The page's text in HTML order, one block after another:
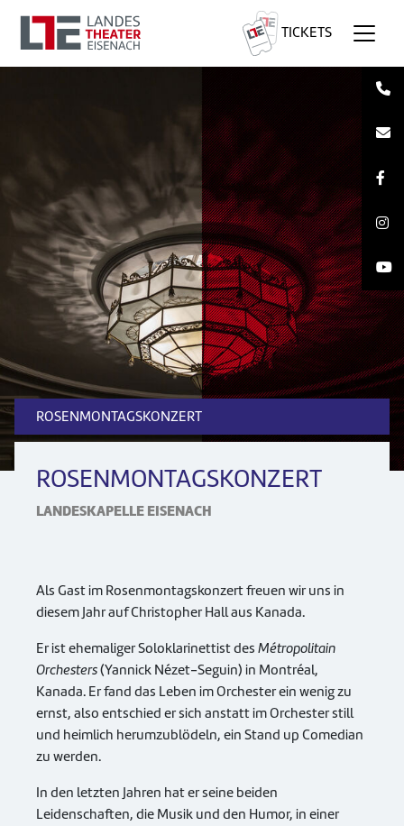
TICKETS
ROSENMONTAGSKONZERT
ROSENMONTAGSKONZERT
LANDESKAPELLE EISENACH
Als Gast im Rosenmontagskonzert freuen wir uns in
diesem Jahr auf Christopher Hall aus Kanada.
Er ist ehemaliger Soloklarinettist des Métropolitain
Orchesters(Yannick Nézet-Seguin) in Montréal,
Kanada. Er fand das Leben im Orchester ein wenig zu
ernst, also entschied er sich anstatt im Orchester still
und heimlich herumzublödeln, ein Stand up Comedian
zu werden.
In den letzten Jahren hat er seine beiden
Leidenschaften, die Musik und den Humor, in einer